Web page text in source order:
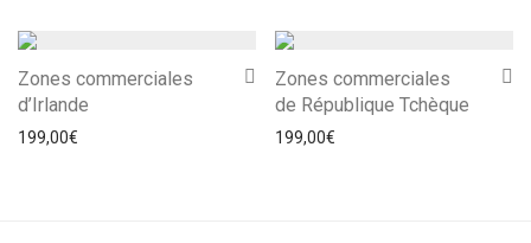
Zones commerciales
d’Irlande
199,00€
Zones commerciales
de République Tchèque
199,00€